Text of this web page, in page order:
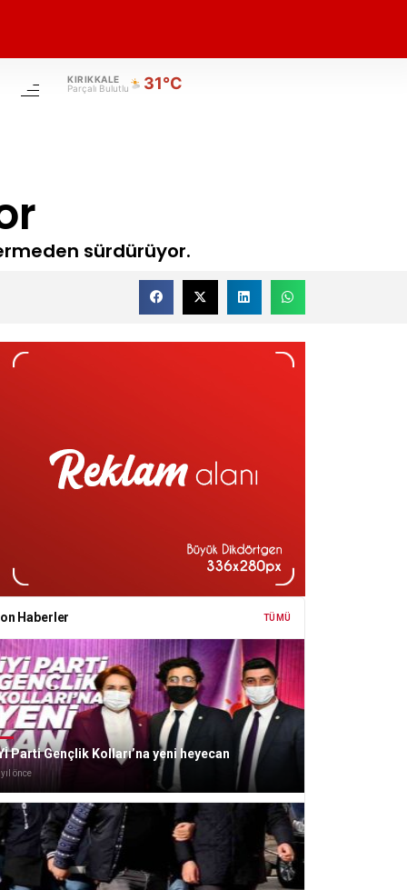
KIRIKKALE
Parçalı Bulutlu
31°C
sürdürüyor.
Haberler TÜMÜ
Parti Gençlik Kolları’na yeni heyecan
önce